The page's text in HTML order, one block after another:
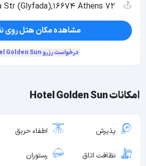
امکانات Hotel Golden Sun
پذیرش اطفاء حریق
نظافت اتاق رستوران
72 Metaxa Str (Glyfada),16674 Athens
مشاهده مکان هتل روی
درخواست رزرو Hotel Golden Sun